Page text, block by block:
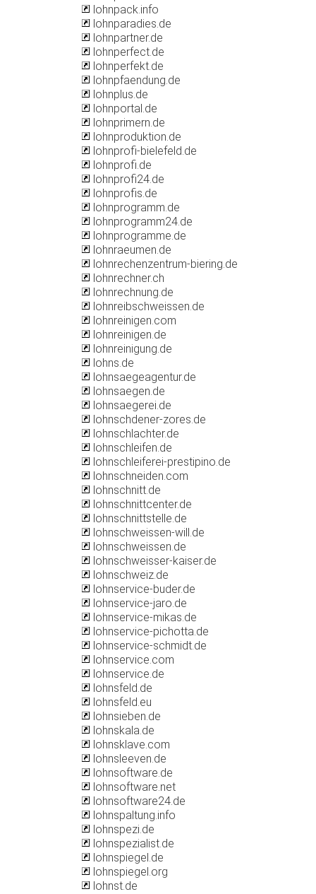
lohnpack.info
lohnparadies.de
lohnpartner.de
lohnperfect.de
lohnperfekt.de
lohnpfaendung.de
lohnplus.de
lohnportal.de
lohnprimern.de
lohnproduktion.de
lohnprofi-bielefeld.de
lohnprofi.de
lohnprofi24.de
lohnprofis.de
lohnprogramm.de
lohnprogramm24.de
lohnprogramme.de
lohnraeumen.de
lohnrechenzentrum-biering.de
lohnrechner.ch
lohnrechnung.de
lohnreibschweissen.de
lohnreinigen.com
lohnreinigen.de
lohnreinigung.de
lohns.de
lohnsaegeagentur.de
lohnsaegen.de
lohnsaegerei.de
lohnschdener-zores.de
lohnschlachter.de
lohnschleifen.de
lohnschleiferei-prestipino.de
lohnschneiden.com
lohnschnitt.de
lohnschnittcenter.de
lohnschnittstelle.de
lohnschweissen-will.de
lohnschweissen.de
lohnschweisser-kaiser.de
lohnschweiz.de
lohnservice-buder.de
lohnservice-jaro.de
lohnservice-mikas.de
lohnservice-pichotta.de
lohnservice-schmidt.de
lohnservice.com
lohnservice.de
lohnsfeld.de
lohnsfeld.eu
lohnsieben.de
lohnskala.de
lohnsklave.com
lohnsleeven.de
lohnsoftware.de
lohnsoftware.net
lohnsoftware24.de
lohnspaltung.info
lohnspezi.de
lohnspezialist.de
lohnspiegel.de
lohnspiegel.org
lohnst.de